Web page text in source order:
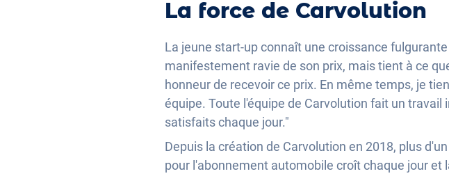
La force de Carvolution
La jeune start-up connaît une croissance
manifestement ravie de son prix, mais tient à ce
honneur de recevoir ce prix. En même temps, je
équipe. Toute l'équipe de Carvolution fait un
satisfaits chaque jour."
Depuis la création de Carvolution en 2018, plus
pour l'abonnement automobile croît chaque jour